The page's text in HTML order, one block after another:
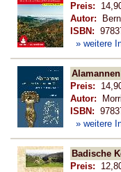
Preis:
Autor:
ISBN:
» weitere
Preis:
Autor:
ISBN:
» weitere
Badische
Preis: